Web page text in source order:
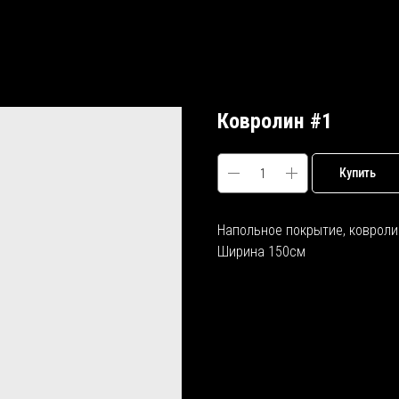
Ковролин #1
Купить
Напольное покрытие,
Ширина 150см